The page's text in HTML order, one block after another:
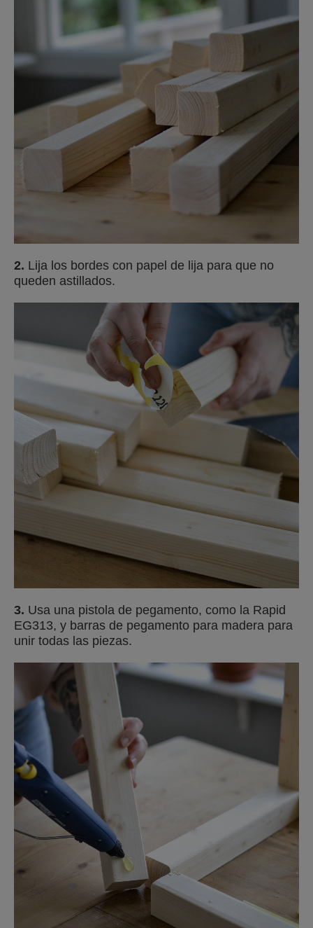
2. Lija los bordes con papel de lija para que no
queden astillados.
3. Usa una pistola de pegamento, como la Rapid
EG313, y barras de pegamento para madera para
unir todas las piezas.